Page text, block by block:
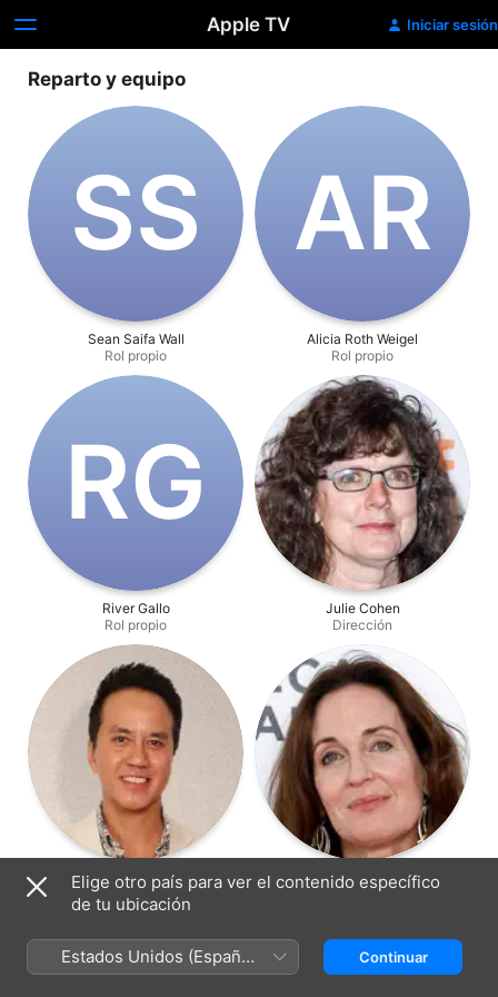
Apple TV Iniciar sesión
Reparto y equipo
S‌S
Sean Saifa Wall
Rol propio
A‌R
Alicia Roth Weigel
Rol propio
R‌G
River Gallo
Rol propio
Julie Cohen
Dirección
Tommy Nguyen
Producción
Molly O'Brien
Producción
Elige otro país para ver el contenido específico
de tu ubicación
Estados Unidos (Español
México)
Continuar